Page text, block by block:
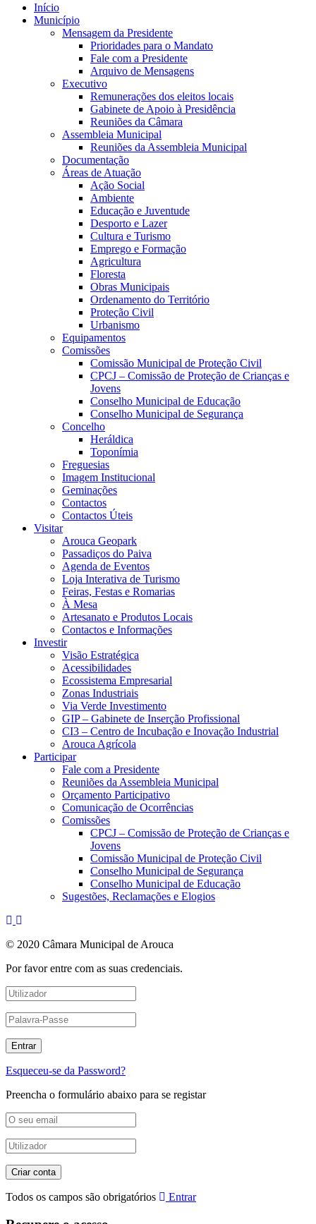
Início
Município
Mensagem da Presidente
Prioridades para o Mandato
Fale com a Presidente
Arquivo de Mensagens
Executivo
Remunerações dos eleitos locais
Gabinete de Apoio à Presidência
Reuniões da Câmara
Assembleia Municipal
Reuniões da Assembleia Municipal
Documentação
Áreas de Atuação
Ação Social
Ambiente
Educação e Juventude
Desporto e Lazer
Cultura e Turismo
Emprego e Formação
Agricultura
Floresta
Obras Municipais
Ordenamento do Território
Proteção Civil
Urbanismo
Equipamentos
Comissões
Comissão Municipal de Proteção Civil
CPCJ – Comissão de Proteção de Crianças e
Jovens
Conselho Municipal de Educação
Conselho Municipal de Segurança
Concelho
Heráldica
Toponímia
Freguesias
Imagem Institucional
Geminações
Contactos
Contactos Úteis
Visitar
Arouca Geopark
Passadiços do Paiva
Agenda de Eventos
Loja Interativa de Turismo
Feiras, Festas e Romarias
À Mesa
Artesanato e Produtos Locais
Contactos e Informações
Investir
Visão Estratégica
Acessibilidades
Ecossistema Empresarial
Zonas Industriais
Via Verde Investimento
GIP – Gabinete de Inserção Profissional
CI3 – Centro de Incubação e Inovação Industrial
Arouca Agrícola
Participar
Fale com a Presidente
Reuniões da Assembleia Municipal
Orçamento Participativo
Comunicação de Ocorrências
Comissões
CPCJ – Comissão de Proteção de Crianças e
Jovens
Comissão Municipal de Proteção Civil
Conselho Municipal de Segurança
Conselho Municipal de Educação
Sugestões, Reclamações e Elogios
© 2020 Câmara Municipal de Arouca
Por favor entre com as suas credenciais.
Esqueceu-se da Password?
Preencha o formulário abaixo para se registar
Todos os campos são obrigatórios Entrar